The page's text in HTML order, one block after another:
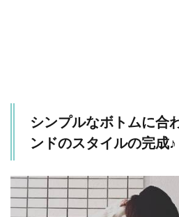
シンプルなボトムに合
ンドのスタイルの完成♪